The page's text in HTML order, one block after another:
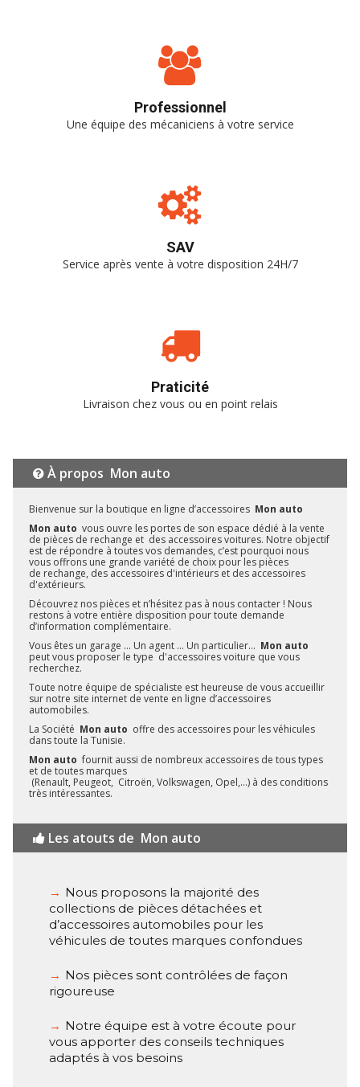
Professionnel
Une équipe des mécaniciens à votre service
SAV
Service après vente à votre disposition 24H/7
Praticité
Livraison chez vous ou en point relais
À propos Mon auto
Bienvenue sur la boutique en ligne d’accessoires Mon auto
Mon auto vous ouvre les portes de son espace dédié à la vente
de pièces de rechange et des accessoires voitures. Notre objectif
est de répondre à toutes vos demandes, c’est pourquoi nous
vous offrons une grande variété de choix pour les pièces
de rechange, des accessoires d'intérieurs et des accessoires
d'extérieurs.
Découvrez nos pièces et n’hésitez pas à nous contacter ! Nous
restons à votre entière disposition pour toute demande
d’information complémentaire.
Vous êtes un garage ... Un agent ... Un particulier... Mon auto
peut vous proposer le type d'accessoires voiture que vous
recherchez.
Toute notre équipe de spécialiste est heureuse de vous accueillir
sur notre site internet de vente en ligne d’accessoires
automobiles.
La Société Mon auto offre des accessoires pour les véhicules
dans toute la Tunisie.
Mon auto fournit aussi de nombreux accessoires de tous types
et de toutes marques
(Renault, Peugeot, Citroën, Volkswagen, Opel,…) à des conditions
très intéressantes.
Les atouts de Mon auto
Nous proposons la majorité des
collections de pièces détachées et
d’accessoires automobiles pour les
véhicules de toutes marques confondues
Nos pièces sont contrôlées de façon
rigoureuse
Notre équipe est à votre écoute pour
vous apporter des conseils techniques
adaptés à vos besoins